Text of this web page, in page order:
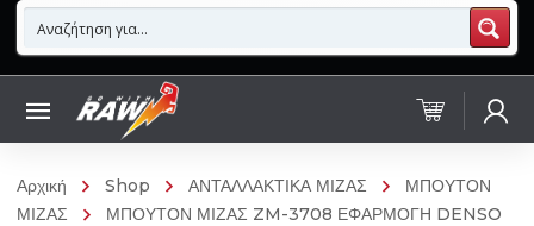
Αρχική Shop ΑΝΤΑΛΛΑΚΤΙΚΑ ΜΙΖΑΣ
ΜΠΟΥΤΟΝ
ΜΙΖΑΣ
ΜΠΟΥΤΟΝ ΜΙΖΑΣ ZM-3708 ΕΦΑΡΜΟΓΗ DENSO